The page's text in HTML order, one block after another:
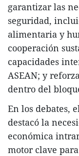
garantizar las
seguridad,
alimentaria y
cooperación
capacidades
ASEAN; y
dentro del
En los debates,
destacó la
económica
motor clave